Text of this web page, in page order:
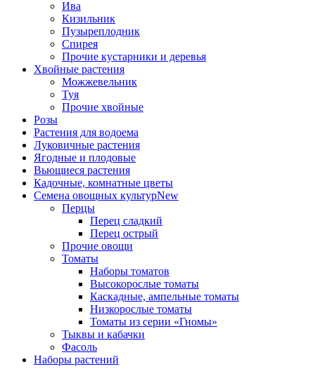
Ива
Кизильник
Пузыреплодник
Спирея
Прочие кустарники и деревья
Хвойные растения
Можжевельник
Туя
Прочие хвойные
Розы
Растения для водоема
Луковичные растения
Ягодные и плодовые
Вьющиеся растения
Кадочные, комнатные цветы
Семена овощных культурNew
Перцы
Перец сладкий
Перец острый
Прочие овощи
Томаты
Наборы томатов
Высокорослые томаты
Каскадные, ампельные томаты
Низкорослые томаты
Томаты из серии «Гномы»
Тыквы и кабачки
Фасоль
Наборы растений